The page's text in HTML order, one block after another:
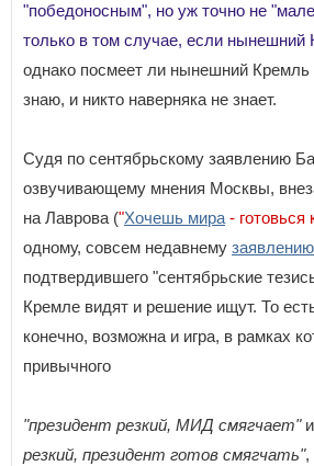
"победоносным", но уж точно не
только в том случае, если нынешний
однако посмеет ли нынешний Кремль
знаю, и никто наверняка не знает.
Судя по сентябрьскому заявлению
озвучивающему мнения Москвы,
на Лаврова ("Хочешь мира - готовься
одному, совсем недавнему
подтвердившего "сентябрьские
Кремле видят и решение ищут. То
конечно, возможна и игра, в рамках
привычного
"президент резкий, МИД смягчает"
резкий, президент готов смягчать",